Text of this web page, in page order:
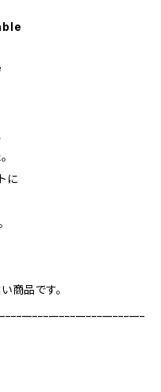
に
商品です。